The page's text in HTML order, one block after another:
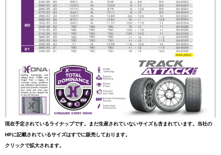
現在予定されているライナップです。まだ生産されていないサイズも含まれています。当社の
HPに記載されているサイズはすでに販売しております。
クリックで拡大されます。